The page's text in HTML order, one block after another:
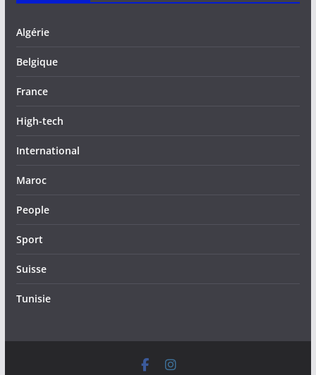
Algérie
Belgique
France
High-tech
International
Maroc
People
Sport
Suisse
Tunisie